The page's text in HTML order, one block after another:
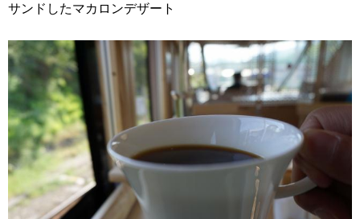
サンドしたマカロンデザート